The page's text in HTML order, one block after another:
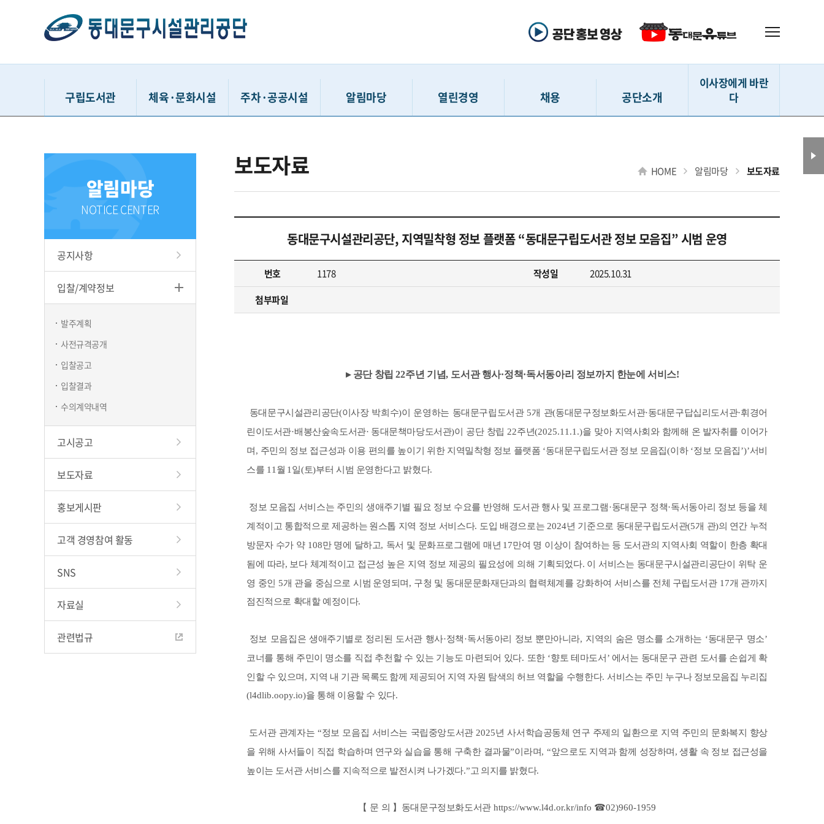
구립도서관
휘경어린이도서관
배봉산숲속도서관
체육·문화시설
동대문구체육관
중랑천체육시설
홍릉문화복지센터
주차·공공시설
시간주차
동대문구민행복센터
다사랑행복센터
창업지원센터
알림마당
고객 경영참여 활동
관련법규
열린경영
윤리경영
안전녹색경영
채용
친인척 채용현황
공단소개
조직도
전화번호 안내
이사장에게 바란
다
알림마당
NOTICE CENTER
공지사항
입찰/계약정보
발주계획
사전규격공개
입찰공고
입찰결과
수의계약내역
고시공고
보도자료
홍보게시판
고객 경영참여 활동
SNS
자료실
관련법규
보도자료 HOME 알림마당 보도자료
동대문구시설관리공단, 지역밀착형 정보 플랫폼 “동대문구립도서관 정보 모음집” 시범 운영
번호 1178 작성일
2025.10.31
첨부파일
▸ 공단 창립22주년 기념, 도서관 행사·정책·독서동아리 정보까지 한눈에 서비스!
동대문구시설관리공단(이사장 박희수)이 운영하는 동대문구립도서관 5개 관(동대문구정보화도서관·동대문구답십리도서관·휘경어
린이도서관·배봉산숲속도서관· 동대문책마당도서관)이 공단 창립 22주년(2025.11.1.)을 맞아 지역사회와 함께해 온 발자취를 이어가
며 , 주민의 정보 접근성과 이용 편의를 높이기 위한 지역밀착형 정보 플랫폼 ‘동대문구립도서관 정보 모음집(이하 ‘정보 모음집’)’서비
스를 11 월 1 일(토)부터 시범 운영한다고 밝혔다.
정보 모음집 서비스는 주민의 생애주기별 필요 정보 수요를 반영해 도서관 행사 및 프로그램·동대문구 정책·독서동아리 정보 등을 체
계적이고 통합적으로 제공하는 원스톱 지역 정보 서비스다. 도입 배경으로는 2024년 기준으로 동대문구립도서관(5개 관)의 연간 누적
방문자 수가 약 108만 명에 달하고, 독서 및 문화프로그램에 매년 17만여 명 이상이 참여하는 등 도서관의 지역사회 역할이 한층 확대
됨에 따라, 보다 체계적이고 접근성 높은 지역 정보 제공의 필요성에 의해 기획되었다. 이 서비스는 동대문구시설관리공단이 위탁 운
영 중인 5개 관을 중심으로 시범 운영되며 , 구청 및 동대문문화재단과의 협력체계를 강화하여 서비스를 전체 구립도서관 17개 관까지
점진적으로 확대할 예정이다.
정보 모음집은 생애주기별로 정리된 도서관 행사·정책·독서동아리 정보 뿐만아니라, 지역의 숨은 명소를 소개하는 ‘동대문구 명소’
코너를 통해 주민이
명소를 직접 추천할 수 있는 기능도 마련되어 있다. 또한 ‘향토 테마도서 ’ 에서는 동대문구 관련 도서를 손쉽게 확
인할 수 있으며 , 지역 내 기관 목록도 함께 제공되어 지역 자원 탐색의 허브 역할을 수행한다.서비스는 주민 누구나 정보모음집 누리집
(l4dlib.oopy.io)을 통해 이용할 수 있다.
도서관 관계자는 “정보 모음집 서비스는 국립중앙도서관 2025년 사서학습공동체 연구 주제의 일환으로 지역 주민의 문화복지 향상
을 위해 사서들이 직접 학습하며 연구와 실습을 통해 구축한 결과물”이라며, “앞으로도 지역과 함께 성장하며 , 생활 속 정보 접근성을
높이는 도서관 서비스를 지속적으로 발전시켜 나가겠다.”고 의지를 밝혔다.
【 문 의 】 동대문구정보화도서관 https://www.l4d.or.kr/info ☎02)960-1959